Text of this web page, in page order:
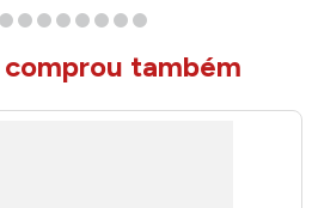
também